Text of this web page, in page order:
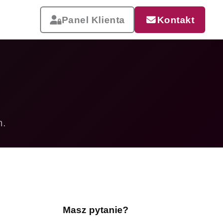
Zobacz całą ofertę
Panel Klienta Kontakt
Masz pytanie?